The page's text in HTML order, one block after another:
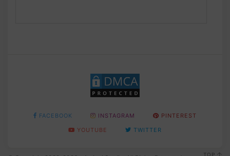
FACEBOOK INSTAGRAM
PINTEREST
YOUTUBE
TWITTER
TOP